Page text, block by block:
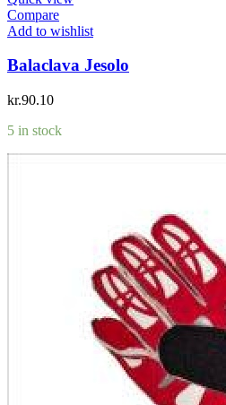
Compare
Add to wishlist
Balaclava Jesolo
kr.90.10
5 in stock